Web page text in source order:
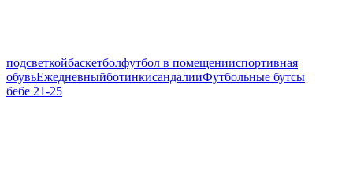
подсветкойбаскетболфутбол в помещенииспортивная
обувьЕжедневныйботинкисандалииФутбольные бутсы
бебе 21-25